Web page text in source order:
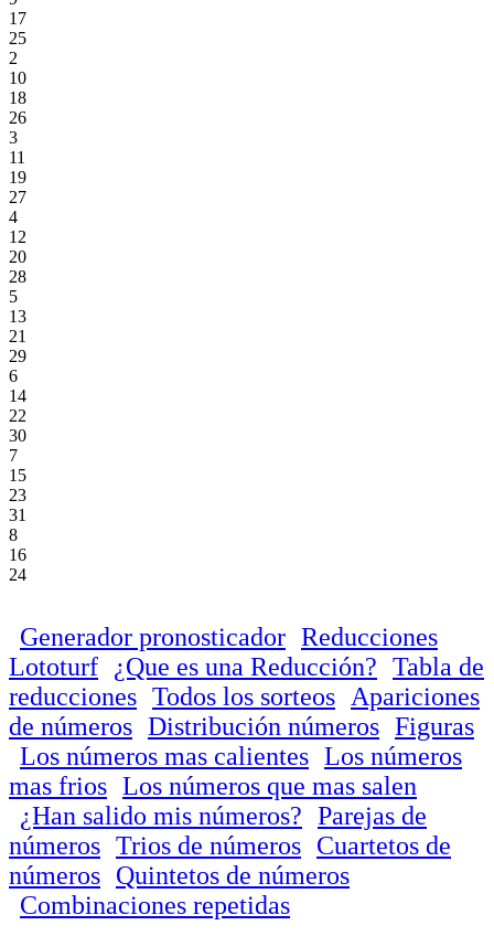
17
25
2
10
18
26
3
11
19
27
4
12
20
28
5
13
21
29
6
14
22
30
7
15
23
31
8
16
24
Generador pronosticador Reducciones
Lototurf
¿Que es una Reducción? Tabla de
reducciones Todos los sorteos
Apariciones
de números Distribución números Figuras
Los números mas calientes Los números
mas frios Los números que mas salen
¿Han salido mis números? Parejas de
números Trios de números Cuartetos de
números Quintetos de números
Combinaciones repetidas